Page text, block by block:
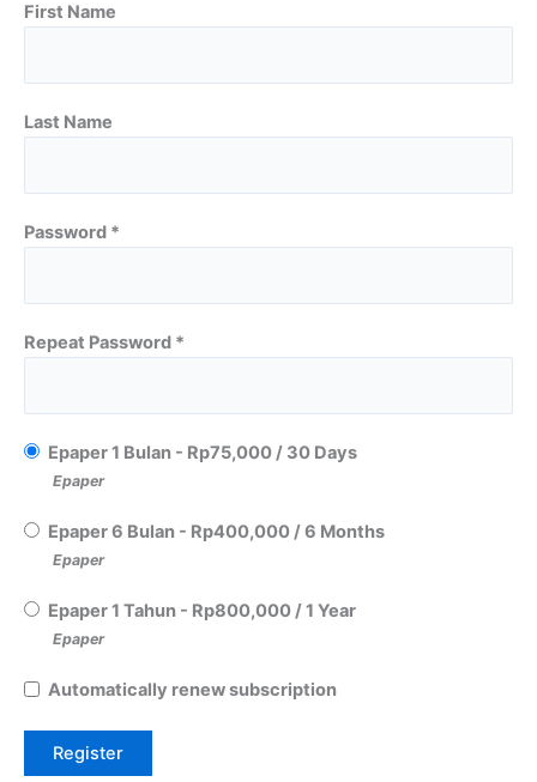
First Name
Last Name
Password *
Repeat Password *
Epaper 1 Bulan - Rp75,000/ 30 Days
Epaper
Epaper 6 Bulan - Rp400,000/6 Months
Epaper
Epaper 1 Tahun - Rp800,000/1 Year
Epaper
Automatically renew subscription